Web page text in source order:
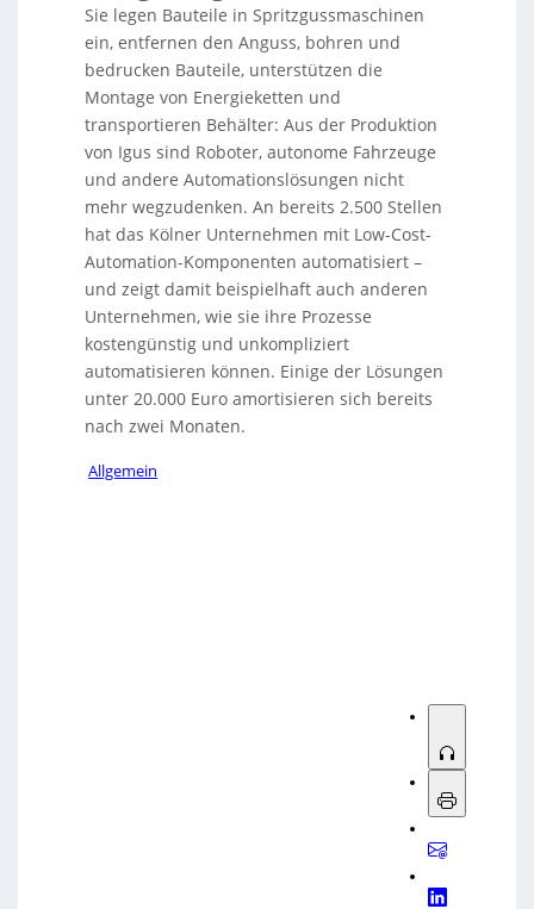
Arbeitskräftemangel zu begegnen. Igus nutzt dafür
Komponenten vonrbtx.de, einem Online-Marktplatz
für preiswerte Robotiklösungen. Das Unternehmen
Mittelständler möglich ist.
Sie legen Bauteile in Spritzgussmaschinen
ein, entfernen den Anguss, bohren und
bedrucken Bauteile, unterstützen die
Montage von Energieketten und
transportieren Behälter: Aus der Produktion
von Igus sind Roboter, autonome Fahrzeuge
und andere Automationslösungen nicht
mehr wegzudenken. An bereits 2.500 Stellen
hat das Kölner Unternehmen mit Low-Cost-
Automation-Komponenten automatisiert –
und zeigt damit beispielhaft auch anderen
Unternehmen, wie sie ihre Prozesse
kostengünstig und unkompliziert
automatisieren können. Einige der Lösungen
unter 20.000 Euro amortisieren sich bereits
nach zwei Monaten.
Allgemein